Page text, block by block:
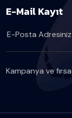
E-Mail Kayıt
Kampanya ve